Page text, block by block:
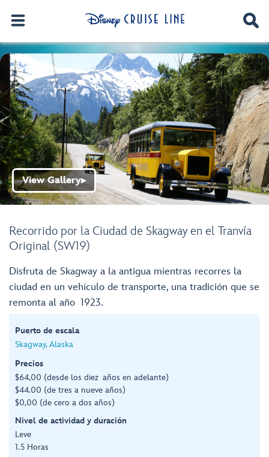
Recorrido por la Ciudad de Skagway en el Tranvía
Original (SW19)
View Gallery▶
Disfruta de Skagway a la antigua mientras recorres la
ciudad en un vehículo de transporte, una tradición que se
remonta al año 1923.
Puerto de escala
Skagway, Alaska
Precios
$64,00 (desde los diez años en adelante)
$44.00 (de tres a nueve años)
$0,00 (de cero a dos años)
Nivel de actividad y duración
Leve
1.5 Horas